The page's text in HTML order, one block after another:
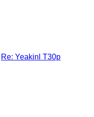
Re: Yeakinl T30p